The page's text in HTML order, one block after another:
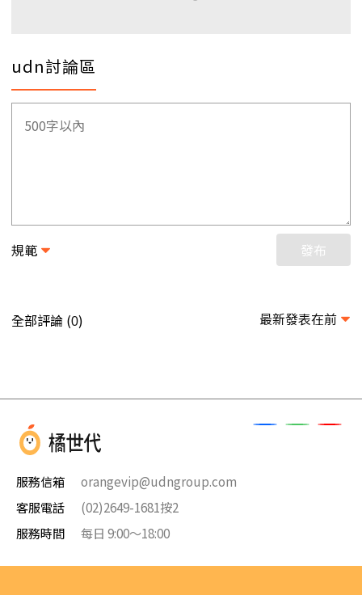
udn討論區
規範 發布
全部評論 (0) 最新發表在前
服務信箱
orangevip@udngroup.com
客服電話
(02)2649-1681按2
服務時間
每日 9:00～18:00